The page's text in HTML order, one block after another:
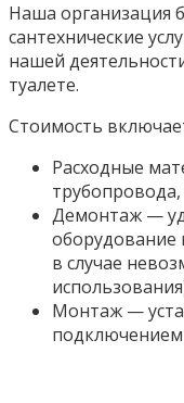
Наша организация
сантехнические
нашей
туалете.
Стоимость
Расходные
Демонтаж —
в случае
Монтаж —